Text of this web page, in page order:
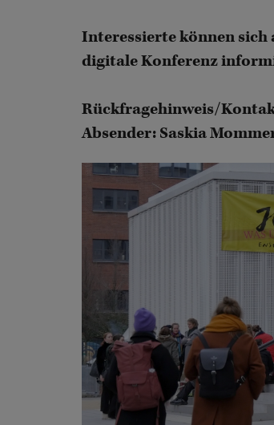
Interessierte können sich
digitale Konferenz
Rückfragehinweis/
Absender: Saskia